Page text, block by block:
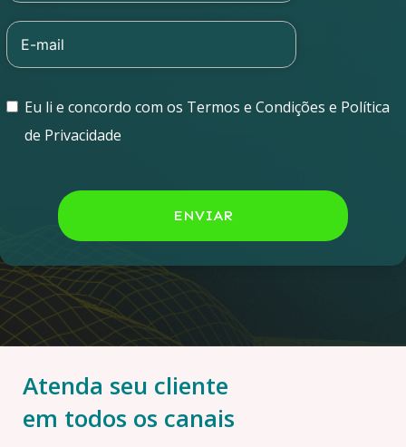
Eu li e concordo com os Termos e Condições e Política
de Privacidade
ENVIAR
Atenda seu cliente
em todos os canais